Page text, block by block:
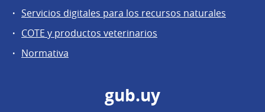
Servicios digitales para los recursos naturales
COTE y productos veterinarios
Normativa
gub.uy